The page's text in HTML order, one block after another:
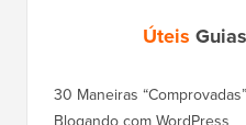
Úteis
30 Maneiras